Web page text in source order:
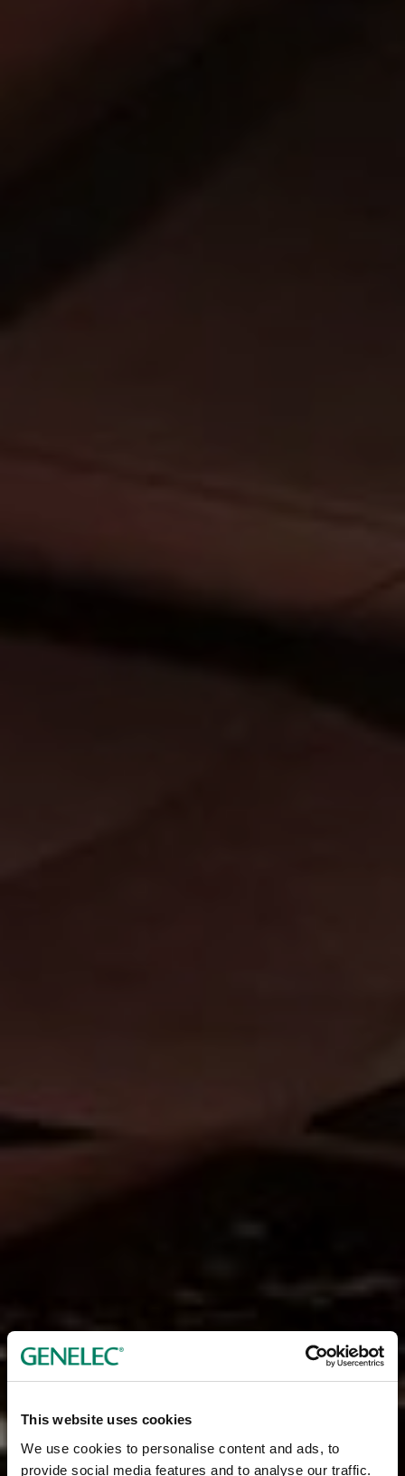
This website uses cookies
We use cookies to personalise content and ads, to
provide social media features and to analyse our traffic.